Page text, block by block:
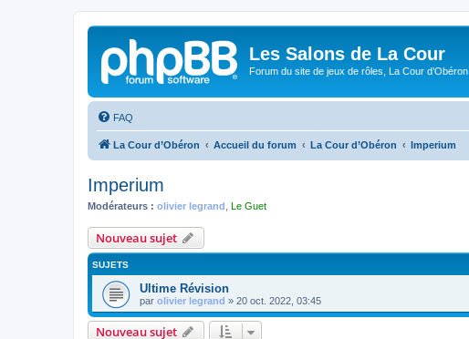
Les Salons de La Cour
Forum du site de jeux de rôles, La Cour d’Obéron
FAQ
La Cour d’Obéron Accueil du forum La Cour d’Obéron Imperium
Imperium
Modérateurs : olivier legrand Le Guet
Nouveau sujet
SUJETS
Ultime Révision
par olivier legrand » 20 oct. 2022, 03:45
Nouveau sujet